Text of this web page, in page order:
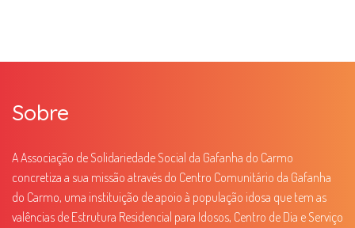
Sobre
A Associação de Solidariedade Social da Gafanha do Carmo
concretiza a sua missão através do Centro Comunitário da Gafanha
do Carmo, uma instituição de apoio à população idosa que tem as
valências de Estrutura Residencial para Idosos, Centro de Dia e Serviço